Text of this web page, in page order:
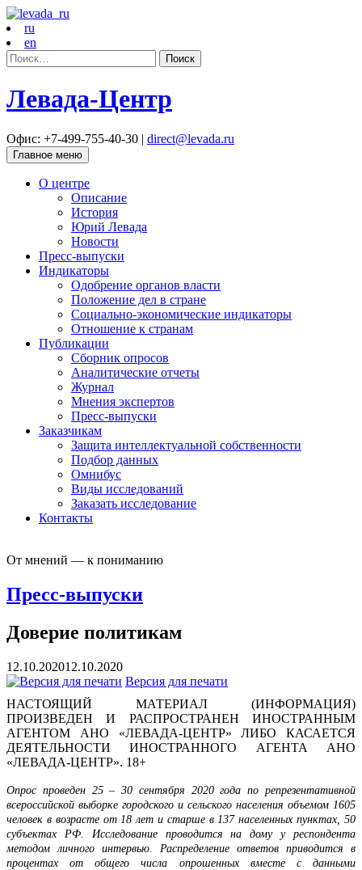
ru
en
Найти:
Левада-Центр
Офис: +7-499-755-40-30 | direct@levada.ru
Главное меню
О центре
Описание
История
Юрий Левада
Новости
Пресс-выпуски
Индикаторы
Одобрение органов власти
Положение дел в стране
Социально-экономические индикаторы
Отношение к странам
Публикации
Сборник опросов
Аналитические отчеты
Журнал
Мнения экспертов
Пресс-выпуски
Заказчикам
Защита интеллектуальной собственности
Подбор данных
Омнибус
Виды исследований
Заказать исследование
Контакты
От мнений — к пониманию
Пресс-выпуски
Доверие политикам
12.10.202012.10.2020
Версия для печати
НАСТОЯЩИЙ МАТЕРИАЛ (ИНФОРМАЦИЯ)
ПРОИЗВЕДЕН И РАСПРОСТРАНЕН ИНОСТРАННЫМ
АГЕНТОМ АНО «ЛЕВАДА-ЦЕНТР» ЛИБО КАСАЕТСЯ
ДЕЯТЕЛЬНОСТИ ИНОСТРАННОГО АГЕНТА АНО
«ЛЕВАДА-ЦЕНТР». 18+
Опрос проведен 25 – 30 сентября 2020 года по репрезентативной
всероссийской выборке городского и сельского населения объемом 1605
человек в возрасте от 18 лет и старше в 137 населенных пунктах, 50
субъектах РФ. Исследование проводится на дому у респондента
методом личного интервью. Распределение ответов приводится в
процентах от общего числа опрошенных вместе с данными